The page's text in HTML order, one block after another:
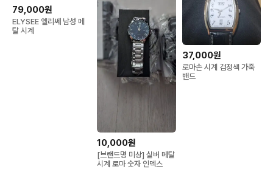
79,000원
ELYSEE 엘리쎄 남성 메
탈 시계
10,000원
[브랜드명 미상] 실버 메탈
시계 로마 숫자 인덱스
37,000원
로마손 시계 검정색 가죽
밴드